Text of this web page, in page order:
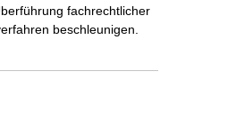
fachrechtlicher
beschleunigen.